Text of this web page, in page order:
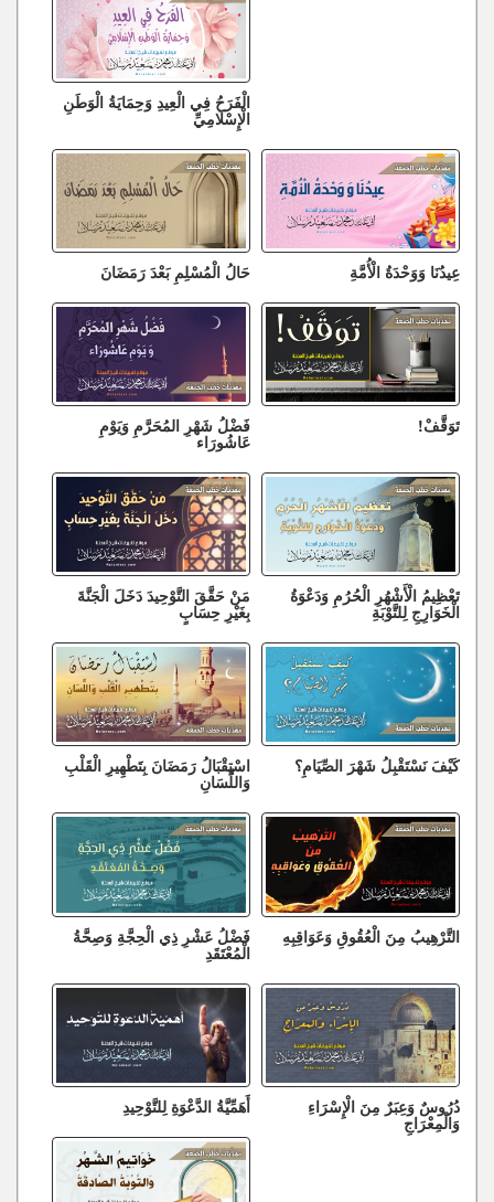
الْفَرَحُ فِي الْعِيدِ وَحِمَايَةُ الْوَطَنِ
الْإِسْلَامِيِّ
عِيدُنَا وَوَحْدَةُ الْأُمَّةِ حَالُ الْمُسْلِمِ بَعْدَ رَمَضَانَ
تَوَقَّفْ! فَضْلُ شَهْرِ المُحَرَّمِ وَيَوْمِ
عَاشُورَاء
تَعْظِيمُ الْأَشْهُرِ الْحُرُمِ وَدَعْوَةُ
الْخَوَارِجِ لِلتَّوْبَةِ
مَنْ حَقَّقَ التَّوْحِيدَ دَخَلَ الْجَنَّةَ
بِغَيْرِ حِسَابٍ
كَيْفَ نَسْتَقْبِلُ شَهْرَ الصِّيَامِ؟ اسْتِقْبَالُ رَمَضَانَ بِتَطْهِيرِ الْقَلْبِ
وَاللِّسَانِ
التَّرْهِيبُ مِنَ الْعُقُوقِ وَعَوَاقِبِهِ فَضْلُ عَشْرِ ذِي الْحِجَّةِ وَصِحَّةُ
الْمُعْتَقَدِ
دُرُوسٌ وَعِبَرٌ مِنَ الْإِسْرَاءِ
وَالْمِعْرَاجِ
أَهَمِّيَّةُ الدَّعْوَةِ لِلتَّوْحِيدِ